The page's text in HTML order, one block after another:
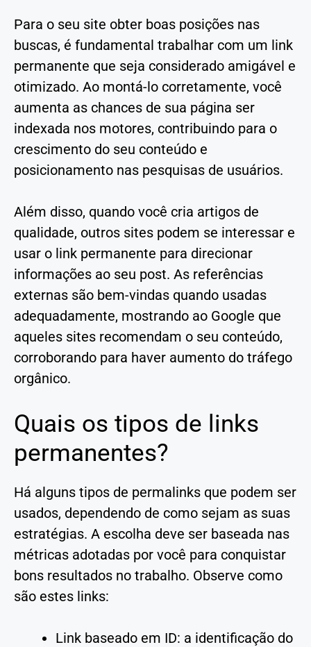
Para o seu site obter boas posições nas
buscas, é fundamental trabalhar com um link
permanente que seja considerado amigável e
otimizado. Ao montá-lo corretamente, você
aumenta as chances de sua página ser
indexada nos motores, contribuindo para o
crescimento do seu conteúdo e
posicionamento nas pesquisas de usuários.
Além disso, quando você cria artigos de
qualidade, outros sites podem se interessar e
usar o link permanente para direcionar
informações ao seu post. As referências
externas são bem-vindas quando usadas
adequadamente, mostrando ao Google que
aqueles sites recomendam o seu conteúdo,
corroborando para haver aumento do tráfego
orgânico.
Quais os tipos de links
permanentes?
Há alguns tipos de permalinks que podem ser
usados, dependendo de como sejam as suas
estratégias. A escolha deve ser baseada nas
métricas adotadas por você para conquistar
bons resultados no trabalho. Observe como
são estes links:
Link baseado em ID: a identificação do